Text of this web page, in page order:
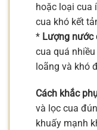
hoặc loại cua
cua khó kết
* Lượng nước
cua quá
loãng và khó
Cách khắc
và lọc cua
khuấy mạnh